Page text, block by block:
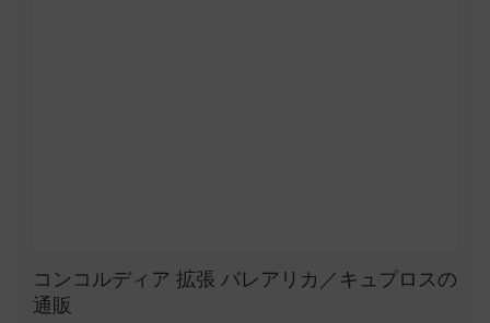
コンコルディア 拡張 バレアリカ／キュプロスの
通販